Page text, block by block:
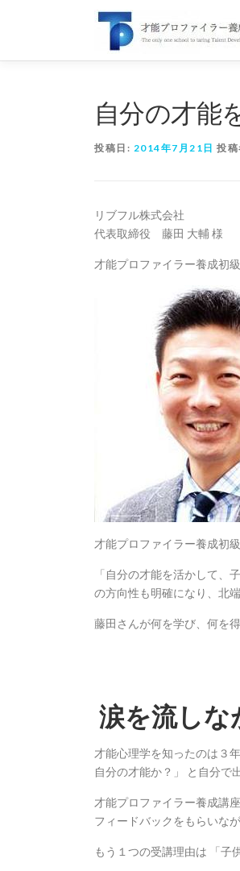
ン
自分の才能
投稿日: 2014年7月21日 投
リブフル株式会社
代表取締役 藤田 大輔 様
才能プロファイラー養成初
才能プロファイラー養成初
「自分の才能を活かして、
の方向性も明確になり、北
藤田さんが何を学び、何を
涙を流しな
才能心理学を知ったのは３
自分の才能か？」 と自分で
才能プロファイラー養成講
フィードバックをもらいな
もう１つの受講理由は 「子